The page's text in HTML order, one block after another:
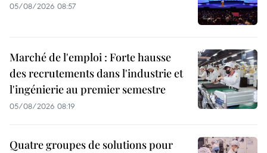
05/08/2026 08:57
Marché de l'emploi : Forte hausse
des recrutements dans l'industrie et
l'ingénierie au premier semestre
05/08/2026 08:19
Quatre groupes de solutions pour